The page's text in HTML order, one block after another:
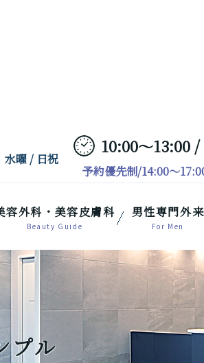
水曜 / 日祝
10:00～13:00
予約優先制/14:00～
容外科・美容皮膚科 男性専門外来
プル